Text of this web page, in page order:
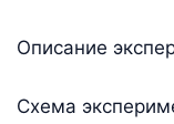
Описание
Схема